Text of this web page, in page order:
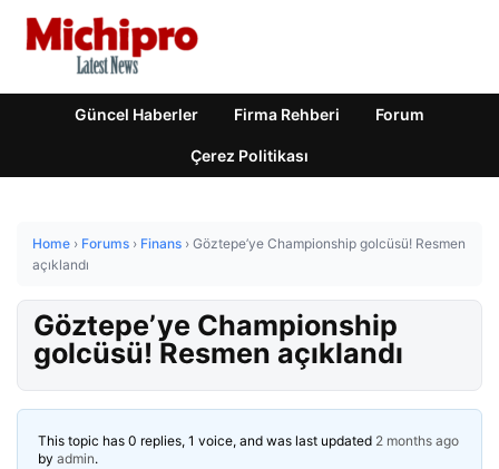
Güncel Haberler Firma Rehberi Forum
Çerez Politikası
Home › Forums › Finans › Göztepe’ye Championship golcüsü! Resmen
açıklandı
Göztepe’ye Championship
golcüsü! Resmen açıklandı
This topic has 0 replies, 1 voice, and was last updated 2 months ago
by admin.